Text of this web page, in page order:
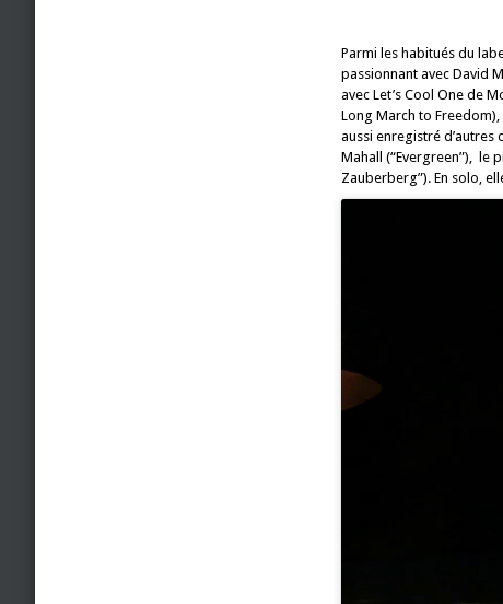
Parmi les habitués du
passionnant avec David
avec Let’s Cool One de
Long March to
aussi enregistré d’autres
Mahall (“Evergreen”), le
Zauberberg”). En solo,